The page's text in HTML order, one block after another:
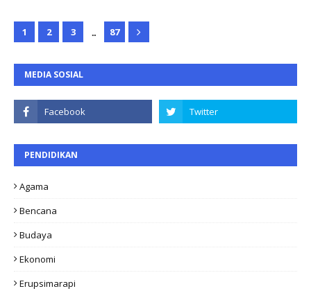
1 2 3 ... 87
MEDIA SOSIAL
PENDIDIKAN
Agama
Bencana
Budaya
Ekonomi
Erupsimarapi